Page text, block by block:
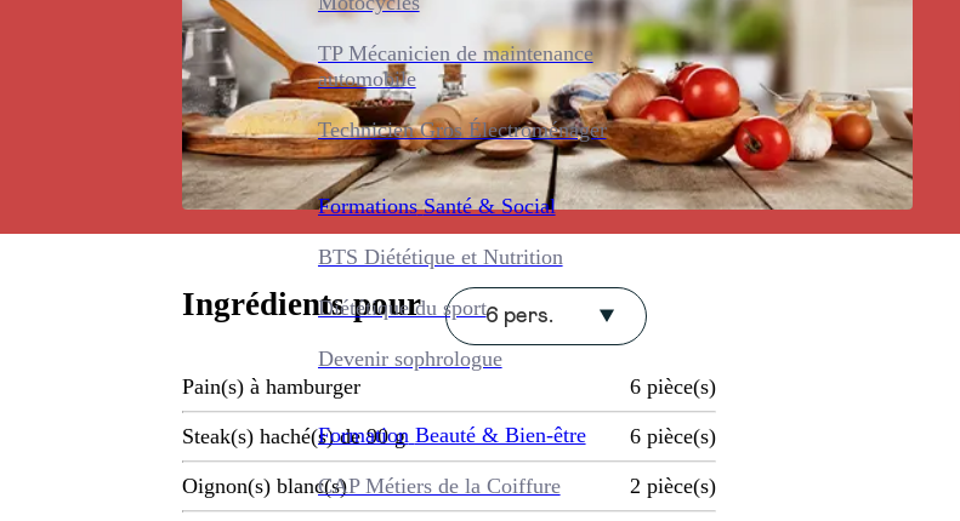
TP Mécanicien de maintenance
automobile
Technicien Gros Électroménager
Formations Santé & Social
BTS Diététique et Nutrition
Diététique du sport
Devenir sophrologue
Formation Beauté & Bien-être
CAP Métiers de la Coiffure
Ingrédients pour 6 pers.
Pain(s) à hamburger 6 pièce(s)
Steak(s) haché(s) de 90 g 6 pièce(s)
Oignon(s) blanc(s) 2 pièce(s)